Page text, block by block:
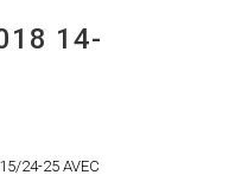
14-
24-25 AVEC